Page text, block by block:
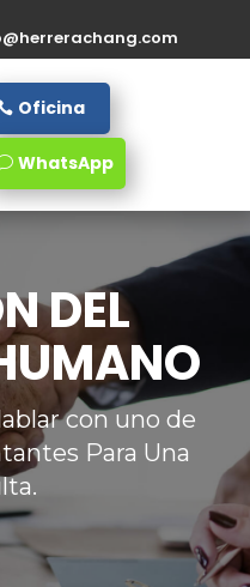
Oficina
WhatsApp
DEL
con uno de
Para Una